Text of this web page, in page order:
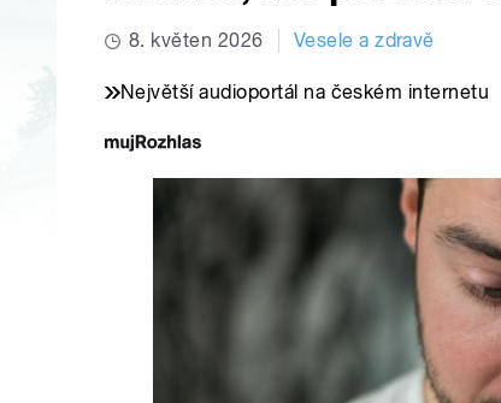
8. květen 2026 Vesele a zdravě
Největší audioportál na českém internetu